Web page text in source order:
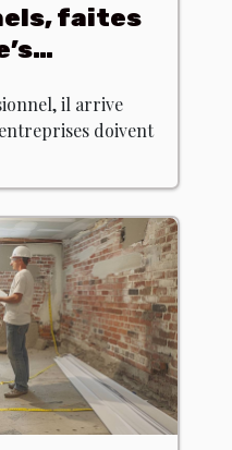
faites
il arrive
doivent